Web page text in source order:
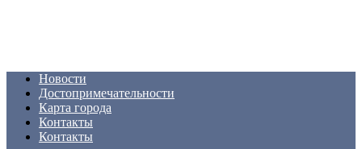
Новости
Достопримечательности
Карта города
Контакты
Контакты